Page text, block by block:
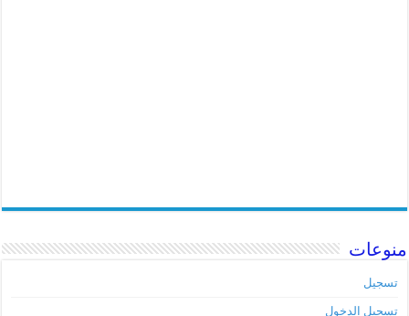
منوعات
تسجيل
تسجيل الدخول